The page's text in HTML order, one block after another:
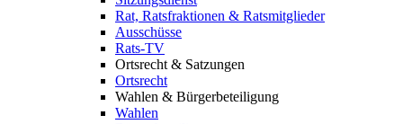
Rat, Ratsfraktionen & Ratsmitglieder
Ausschüsse
Rats-TV
Ortsrecht & Satzungen
Ortsrecht
Wahlen & Bürgerbeteiligung
Wahlen